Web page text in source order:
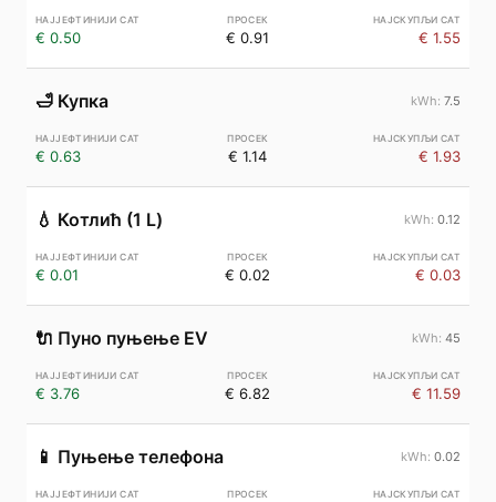
€ 0.50 € 0.91 € 1.55
🛁 Купка 7.5
€ 0.63 € 1.14 € 1.93
💧 Котлић (1 L) 0.12
€ 0.01 € 0.02 € 0.03
🔌 Пуно пуњење EV 45
€ 3.76 € 6.82 € 11.59
📱 Пуњење телефона 0.02